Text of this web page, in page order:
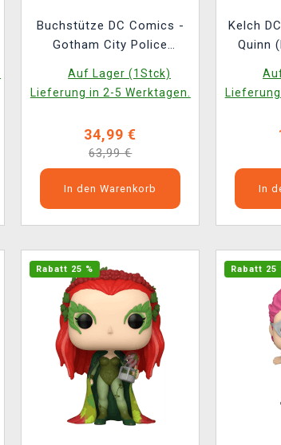
Buchstütze DC Comics -
Gotham City Police
Jetzt)
Auf Lager (1Stck)
Lieferung in 2-5 Werktagen.
34,99 €
63,99 €
In den Warenkorb
Kelch
Quinn
Lieferung
In
Rabatt 25 % Rabatt 25